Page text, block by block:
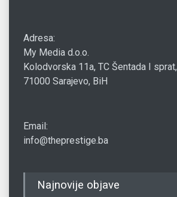
Adresa:
My Media d.o.o.
Kolodvorska 11a, TC Šentada I sprat,
71000 Sarajevo, BiH
Email:
info@theprestige.ba
Najnovije objave